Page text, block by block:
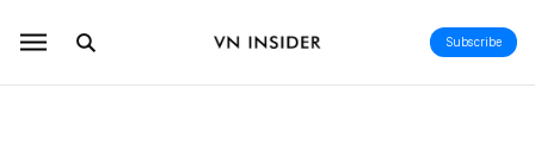
Subscribe